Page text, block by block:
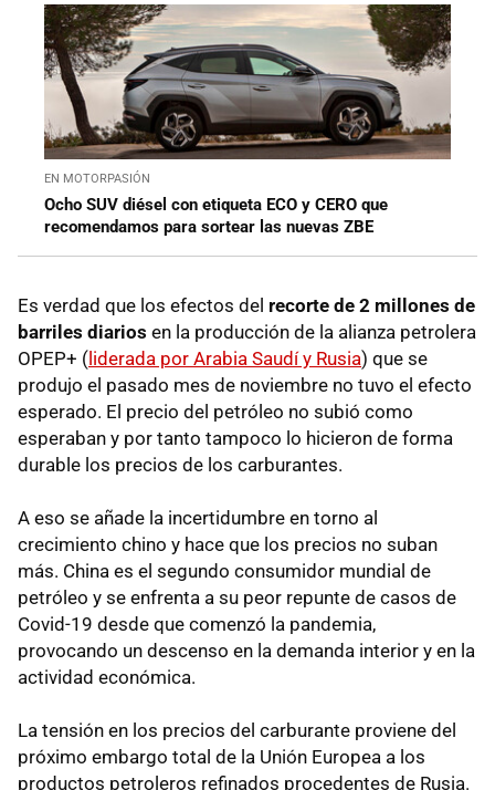
EN MOTORPASIÓN
Ocho SUV diésel con etiqueta ECO y CERO que
recomendamos para sortear las nuevas ZBE
Es verdad que los efectos del recorte de 2 millones de
barriles diarios en la producción de la alianza petrolera
OPEP+ (liderada por Arabia Saudí y Rusia) que se
produjo el pasado mes de noviembre no tuvo el efecto
esperado. El precio del petróleo no subió como
esperaban y por tanto tampoco lo hicieron de forma
durable los precios de los carburantes.
A eso se añade la incertidumbre en torno al
crecimiento chino y hace que los precios no suban
más. China es el segundo consumidor mundial de
petróleo y se enfrenta a su peor repunte de casos de
Covid-19 desde que comenzó la pandemia,
provocando un descenso en la demanda interior y en la
actividad económica.
La tensión en los precios del carburante proviene del
próximo embargo total de la Unión Europea a los
productos petroleros refinados procedentes de Rusia.